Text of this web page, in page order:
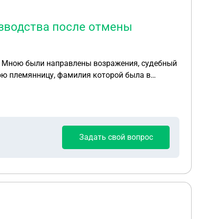
оплате жилищно-коммунальных услуг.
после отмены
Мною были направлены возражения, судебный
племянницу, фамилия которой была в
Задать свой вопрос